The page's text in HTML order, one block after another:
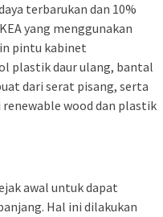
terbarukan dan 10%
yang menggunakan
pintu kabinet
plastik daur ulang, bantal
dari serat pisang, serta
renewable wood dan plastik
awal untuk dapat
Hal ini dilakukan